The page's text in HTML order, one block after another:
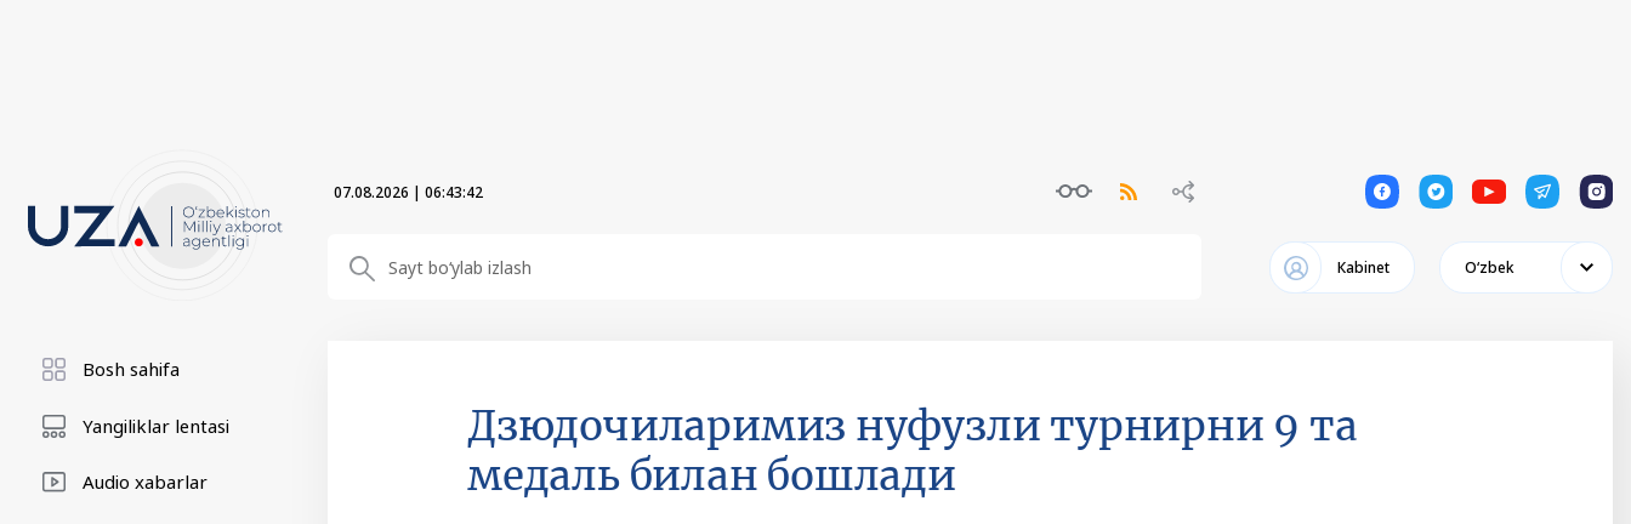
07.08.2026 | 06:43:43 1 1 1 1 1
Кabinet Oʻzbek
Bosh sahifa
Yangiliklar lentasi
Audio xabarlar
Дзюдочиларимиз нуфузли турнирни 9 та
медаль билан бошлади